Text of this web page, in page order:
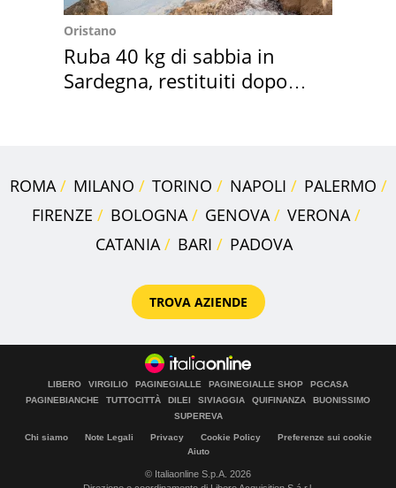
Oristano
Ruba 40 kg di sabbia in
Sardegna, restituiti dopo
ROMA MILANO TORINO NAPOLI
PALERMO
FIRENZE
BOLOGNA GENOVA
VERONA
CATANIA
BARI PADOVA
TROVA AZIENDE
LIBERO VIRGILIO PAGINEGIALLE PAGINEGIALLE SHOP
PGCASA
PAGINEBIANCHE
TUTTOCITTÀ DILEI SIVIAGGIA QUIFINANZA
BUONISSIMO
SUPEREVA
Chi siamo Note Legali Privacy Cookie Policy
Preferenze sui cookie
Aiuto
© Italiaonline S.p.A. 2026